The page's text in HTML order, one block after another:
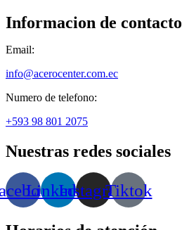
Informacion de contacto
Email:
info@acerocenter.com.ec
Numero de telefono:
+593 98 801 2075
Nuestras redes sociales
LinkedinInstagramTiktok